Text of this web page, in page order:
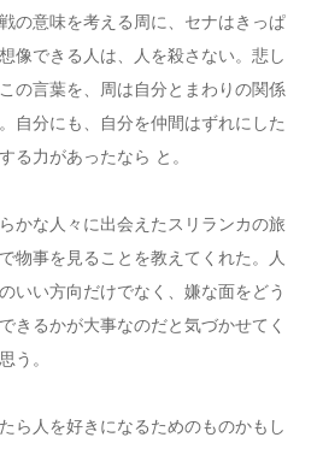
の意味を考える周に、セナはきっぱ
像できる人は、人を殺さない。悲し
の言葉を、周は自分とまわりの関係
自分にも、自分を仲間はずれにした
る力があったなら と。
かな人々に出会えたスリランカの旅
物事を見ることを教えてくれた。人
いい方向だけでなく、嫌な面をどう
きるかが大事なのだと気づかせてく
う。
ら人を好きになるためのものかもし